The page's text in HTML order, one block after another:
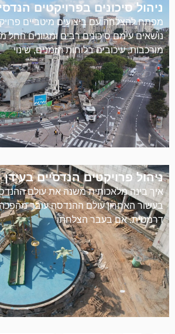
ניהול סיכונים בפרויקטים
מפתח להצלחה עם ביצועים מיטביים
נושאים עימם סיכונים רבים ומגוונים החל
מורכבות, עיכובים בלוחות הזמנים, שינוי
ניהול פרויקטים הנדסיים
איך בינה מלאכותית משנה את עולם
בעשור האחרון עולם ההנדסה עובר
דרמטית. אם בעבר הצלחתו